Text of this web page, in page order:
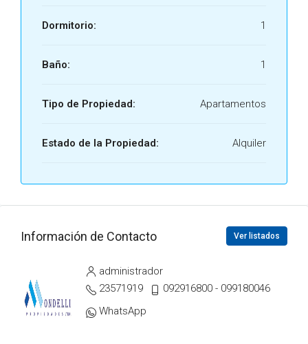
Dormitorio: 1
Baño: 1
Tipo de Propiedad: Apartamentos
Estado de la Propiedad: Alquiler
Información de Contacto Ver listados
administrador
23571919
092916800 - 099180046
WhatsApp